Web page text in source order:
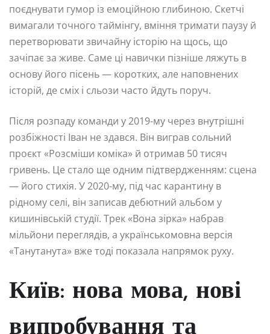
поєднувати гумор із емоційною глибиною. Скетчі
вимагали точного таймінгу, вміння тримати паузу й
перетворювати звичайну історію на щось, що
зачіпає за живе. Саме ці навички пізніше ляжуть в
основу його пісень — коротких, але наповнених
історій, де сміх і сльози часто йдуть поруч.
Після розпаду команди у 2019-му через внутрішні
розбіжності Іван не здався. Він виграв сольний
проєкт «Розсміши коміка» й отримав 50 тисяч
гривень. Це стало ще одним підтвердженням: сцена
— його стихія. У 2020-му, під час карантину в
рідному селі, він записав дебютний альбом у
кишинівській студії. Трек «Вона зірка» набрав
мільйони переглядів, а українськомовна версія
«Танутанута» вже тоді показала напрямок руху.
Київ: нова мова, нові
випробування та